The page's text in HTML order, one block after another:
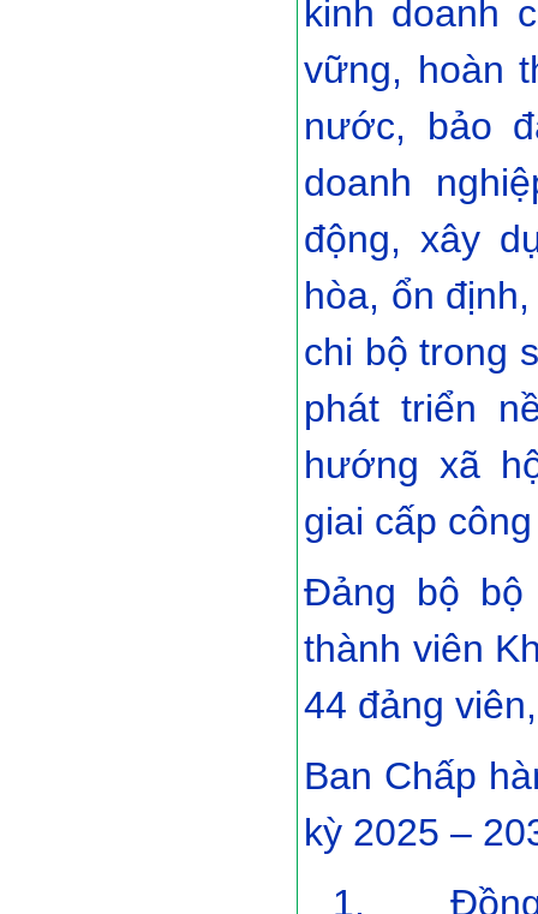
kinh doanh
vững, hoàn
nước, bảo
doanh
động, xây
hòa, ổn
chi bộ trong
phát triển
hướng xã
giai cấp
Đảng bộ bộ
thành viên
44 đảng
Ban Chấp
kỳ 2025 –
1.